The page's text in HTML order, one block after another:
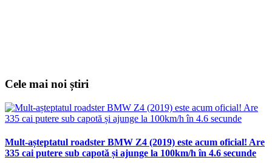
Cele mai noi știri
Mult-așteptatul roadster BMW Z4 (2019) este acum oficial! Are
335 cai putere sub capotă și ajunge la 100km/h în 4.6 secunde